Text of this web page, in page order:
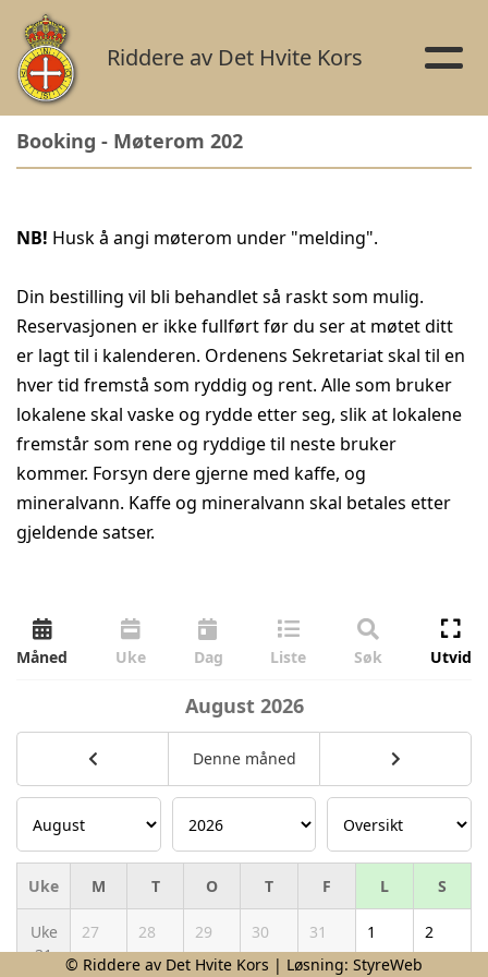
Riddere av Det Hvite Kors
Booking - Møterom 202
NB! Husk å angi møterom under "melding".
Din bestilling vil bli behandlet så raskt som mulig.
Reservasjonen er ikke fullført før du ser at møtet ditt
er lagt til i kalenderen. Ordenens Sekretariat skal til en
hver tid fremstå som ryddig og rent. Alle som bruker
lokalene skal vaske og rydde etter seg, slik at lokalene
fremstår som rene og ryddige til neste bruker
kommer. Forsyn dere gjerne med kaffe, og
mineralvann. Kaffe og mineralvann skal betales etter
gjeldende satser.
Måned Uke Dag Liste Søk Utvid
Denne måned
August 2026
Uke M T O T F L S
Uke
31
27 28 29 30 31 1
2
© Riddere av Det Hvite Kors | Løsning: StyreWeb